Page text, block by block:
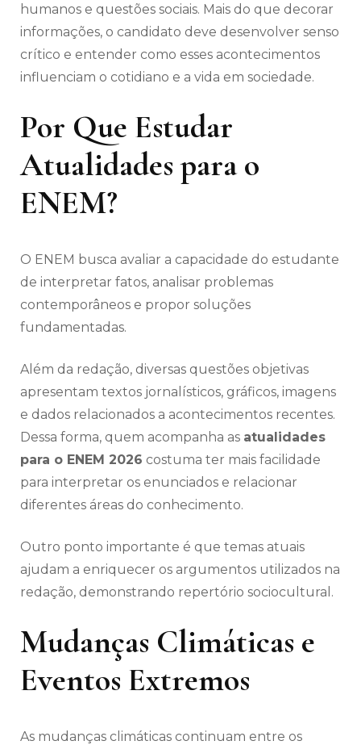
humanos e questões sociais. Mais do que decorar
informações, o candidato deve desenvolver senso
crítico e entender como esses acontecimentos
influenciam o cotidiano e a vida em sociedade.
Por Que Estudar
Atualidades para o
ENEM?
O ENEM busca avaliar a capacidade do estudante
de interpretar fatos, analisar problemas
contemporâneos e propor soluções
fundamentadas.
Além da redação, diversas questões objetivas
apresentam textos jornalísticos, gráficos, imagens
e dados relacionados a acontecimentos recentes.
Dessa forma, quem acompanha as atualidades
para o ENEM 2026 costuma ter mais facilidade
para interpretar os enunciados e relacionar
diferentes áreas do conhecimento.
Outro ponto importante é que temas atuais
ajudam a enriquecer os argumentos utilizados na
redação, demonstrando repertório sociocultural.
Mudanças Climáticas e
Eventos Extremos
As mudanças climáticas continuam entre os